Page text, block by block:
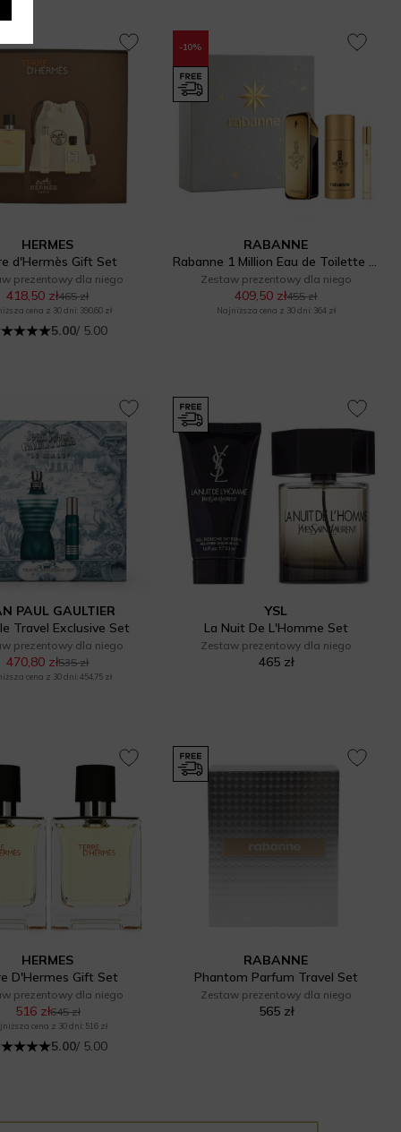
HERMES
d'Hermès Gift Set
prezentowy dla niego
418,50 zł465 zł
cena z 30 dni: 390,60 zł
5.00/ 5.00
-10%
RABANNE
Rabanne 1 Million Eau de Toilette Gift Set
Zestaw prezentowy dla niego
409,50 zł455 zł
Najniższa cena z 30 dni: 364 zł
PAUL GAULTIER
Travel Exclusive Set
prezentowy dla niego
470,80 zł535 zł
cena z 30 dni: 454,75 zł
YSL
La Nuit De L'Homme Set
Zestaw prezentowy dla niego
465 zł
HERMES
D'Hermes Gift Set
prezentowy dla niego
516 zł645 zł
cena z 30 dni: 516 zł
5.00/ 5.00
RABANNE
Phantom Parfum Travel Set
Zestaw prezentowy dla niego
565 zł